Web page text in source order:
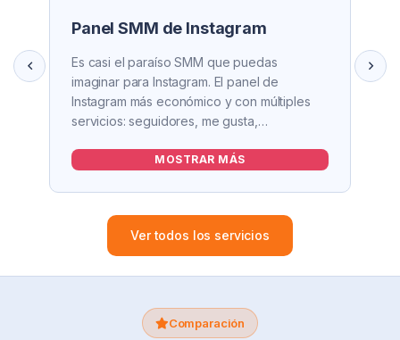
Panel SMM de Instagram
Es casi el paraíso SMM que puedas
imaginar para Instagram. El panel de
Instagram más económico y con múltiples
servicios: seguidores, me gusta,
DM, video en vivo, story e impresiones.
MOSTRAR MÁS
Ver todos los servicios
Comparación